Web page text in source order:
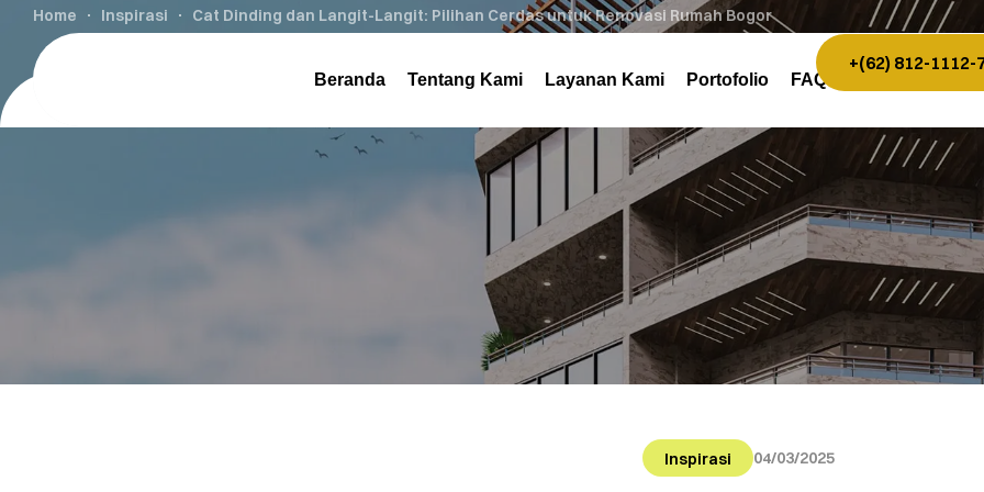
Beranda Tentang Kami Layanan Kami Portofolio FAQ
+(62) 812-1112-
Home Inspirasi Cat Dinding dan Langit-Langit: Pilihan Cerdas untuk Renovasi Rumah Bogor
Inspirasi 04/03/2025